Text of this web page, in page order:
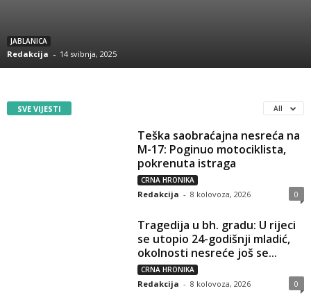
JABLANICA
Redakcija - 14 svibnja, 2025
SVE VIJESTI All
Teška saobraćajna nesreća na
M-17: Poginuo motociklista,
pokrenuta istraga
CRNA HRONIKA
Redakcija - 8 kolovoza, 2026 0
Tragedija u bh. gradu: U rijeci
se utopio 24-godišnji mladić,
okolnosti nesreće još se...
CRNA HRONIKA
Redakcija - 8 kolovoza, 2026 0